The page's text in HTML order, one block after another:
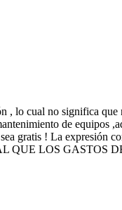
, lo cual no significa que
de equipos
sea gratis ! La
QUE LOS GASTOS